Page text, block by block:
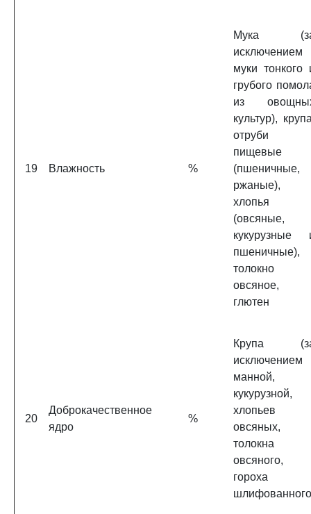
19 Влажность %
Мука
исключением
муки тонкого
грубого
из
культур),
отруби
пищевые
(пшеничные,
ржаные),
хлопья
(овсяные,
кукурузные
пшеничные),
толокно
овсяное,
глютен
20
Доброкачественное
ядро
%
Крупа
исключением
манной,
кукурузной,
хлопьев
овсяных,
толокна
овсяного,
гороха